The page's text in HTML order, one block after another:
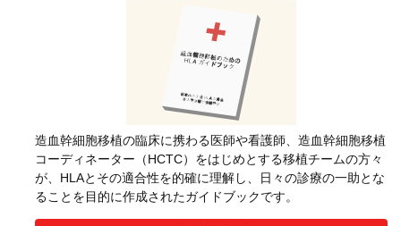
造血幹細胞移植の臨床に携わる医師や看護師、造血幹細胞移植
コーディネーター（HCTC）をはじめとする移植チームの方々
が、HLAとその適合性を的確に理解し、日々の診療の一助とな
ることを目的に作成されたガイドブックです。